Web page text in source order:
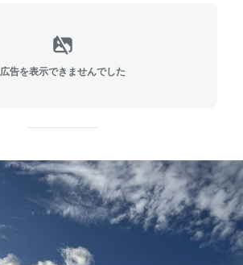
広告を表示できませんでした